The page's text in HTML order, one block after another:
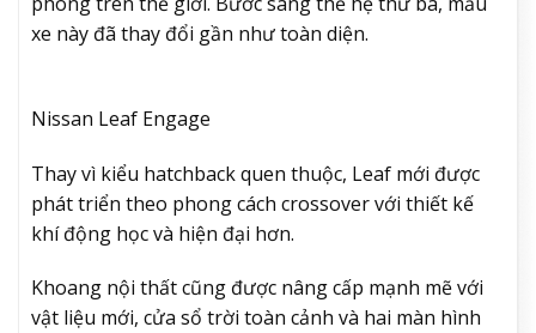
xe này đã thay đổi gần như toàn diện.
Nissan Leaf Engage
Thay vì kiểu hatchback quen thuộc, Leaf mới được
phát triển theo phong cách crossover với thiết kế
khí động học và hiện đại hơn.
Khoang nội thất cũng được nâng cấp mạnh mẽ với
vật liệu mới, cửa sổ trời toàn cảnh và hai màn hình